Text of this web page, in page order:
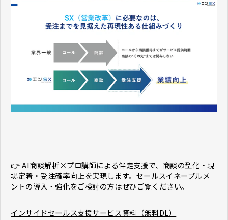
👉 AI商談解析×プロ講師による伴走支援で、商談の型化・現
場定着・受注確率向上を実現します。セールスイネーブルメ
ントの導入・強化をご検討の方はぜひご覧ください。
インサイドセールス支援サービス資料（無料DL）